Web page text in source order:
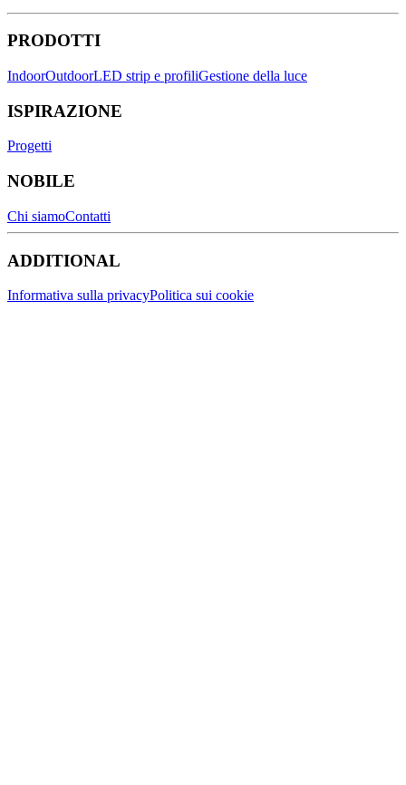
PRODOTTI
IndoorOutdoorLED strip e profiliGestione della luce
ISPIRAZIONE
Progetti
NOBILE
Chi siamoContatti
ADDITIONAL
Informativa sulla privacyPolitica sui cookie